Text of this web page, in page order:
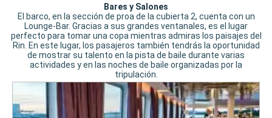
Bares y Salones
El barco, en la sección de proa de la cubierta 2, cuenta con un
Lounge-Bar. Gracias a sus grandes ventanales, es el lugar
perfecto para tomar una copa mientras admiras los paisajes del
Rin. En este lugar, los pasajeros también tendrás la oportunidad
de mostrar su talento en la pista de baile durante varias
actividades y en las noches de baile organizadas por la
tripulación.